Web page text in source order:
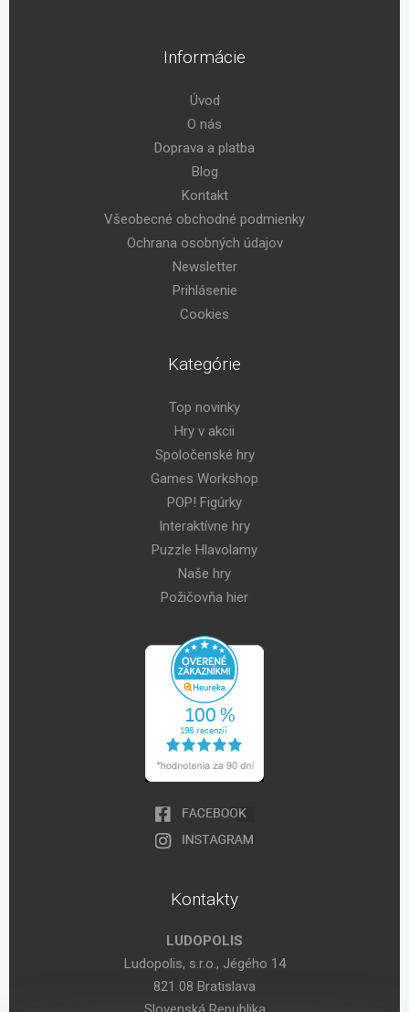
Informácie
Úvod
O nás
Doprava a platba
Blog
Kontakt
Všeobecné obchodné podmienky
Ochrana osobných údajov
Newsletter
Prihlásenie
Cookies
Kategórie
Top novinky
Hry v akcii
Spoločenské hry
Games Workshop
POP! Figúrky
Interaktívne hry
Puzzle Hlavolamy
Naše hry
Požičovňa hier
Kontakty
LUDOPOLIS
Ludopolis, s.r.o., Jégého 14
821 08 Bratislava